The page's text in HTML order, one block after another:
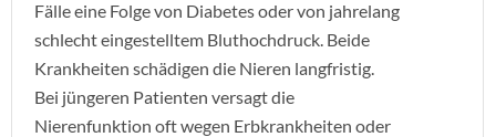
Fälle eine Folge von Diabetes oder von jahrelang
schlecht eingestelltem Bluthochdruck. Beide
Krankheiten schädigen die Nieren langfristig.
Bei jüngeren Patienten versagt die
Nierenfunktion oft wegen Erbkrankheiten oder